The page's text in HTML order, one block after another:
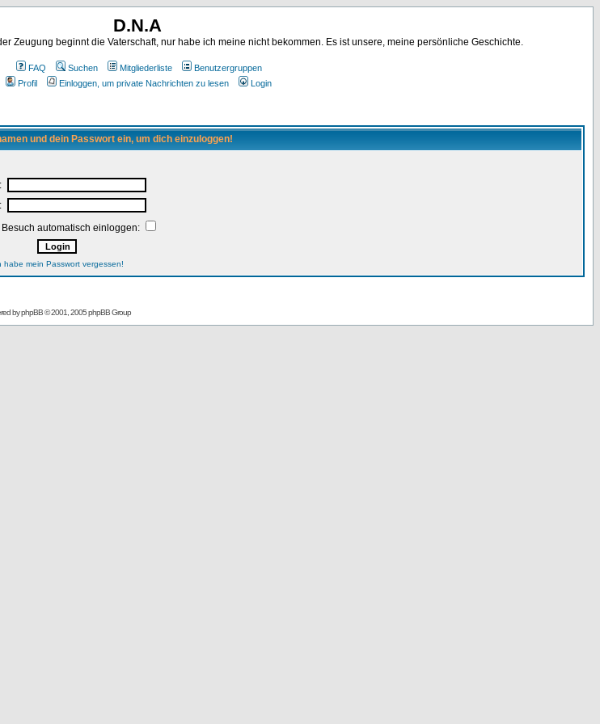
D.N.A
Zeugung beginnt die Vaterschaft, nur habe ich meine nicht bekommen. Es ist unsere, meine persönliche Geschichte.
FAQ Suchen Mitgliederliste
Benutzergruppen
Profil
Einloggen, um private Nachrichten zu lesen Login
und dein Passwort ein, um dich einzuloggen!
Besuch automatisch einloggen:
habe mein Passwort vergessen!
byphpBB© 2001, 2005 phpBB Group